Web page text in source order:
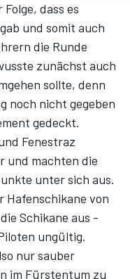
dass es
und somit auch
die Runde
zunächst auch
sollte, denn
noch nicht gegeben
gedeckt.
Fenestraz
und machten die
unter sich aus.
Hafenschikane von
Schikane aus -
ungültig.
nur sauber
im Fürstentum zu